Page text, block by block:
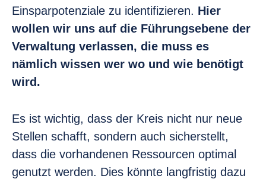
Einsparpotenziale zu identifizieren. Hier
wollen wir uns auf die Führungsebene der
Verwaltung verlassen, die muss es
nämlich wissen wer wo und wie benötigt
wird.
Es ist wichtig, dass der Kreis nicht nur neue
Stellen schafft, sondern auch sicherstellt,
dass die vorhandenen Ressourcen optimal
genutzt werden. Dies könnte langfristig dazu